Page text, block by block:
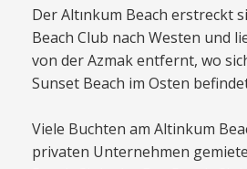
Der Altınkum Beach erstreckt
Beach Club nach Westen und
von der Azmak entfernt, wo
Sunset Beach im Osten
Viele Buchten am Altinkum
privaten Unternehmen